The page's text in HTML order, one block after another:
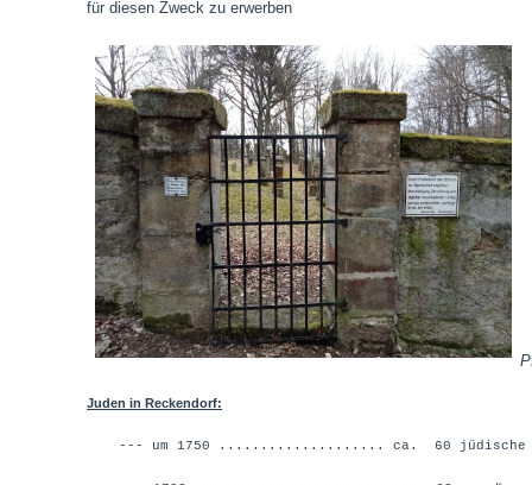
für diesen Zweck zu erwerben
Juden in Reckendorf:
--- um 1750 .................... ca. 60 jüdische